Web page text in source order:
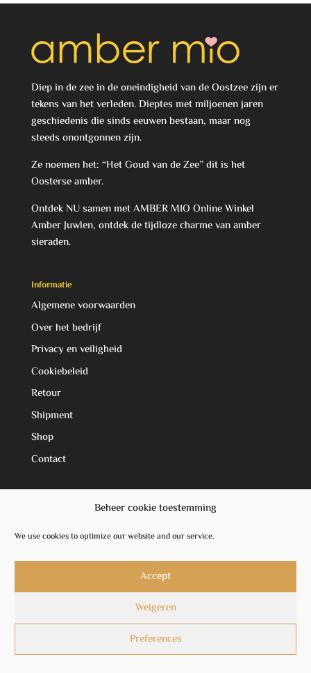
Beheer cookie toestemming
We use cookies to optimize our website and our service.
Accept
Weigeren
Preferences
Diep in de zee in de oneindigheid van de Oostzee zijn er
tekens van het verleden. Dieptes met miljoenen jaren
geschiedenis die sinds eeuwen bestaan, maar nog
steeds onontgonnen zijn.
Ze noemen het: “Het Goud van de Zee” dit is het
Oosterse amber.
Ontdek NU samen met AMBER MIO Online Winkel
Amber Juwlen, ontdek de tijdloze charme van amber
sieraden.
Informatie
Algemene voorwaarden
Over het bedrijf
Privacy en veiligheid
Cookiebeleid
Retour
Shipment
Shop
Contact
Social Media